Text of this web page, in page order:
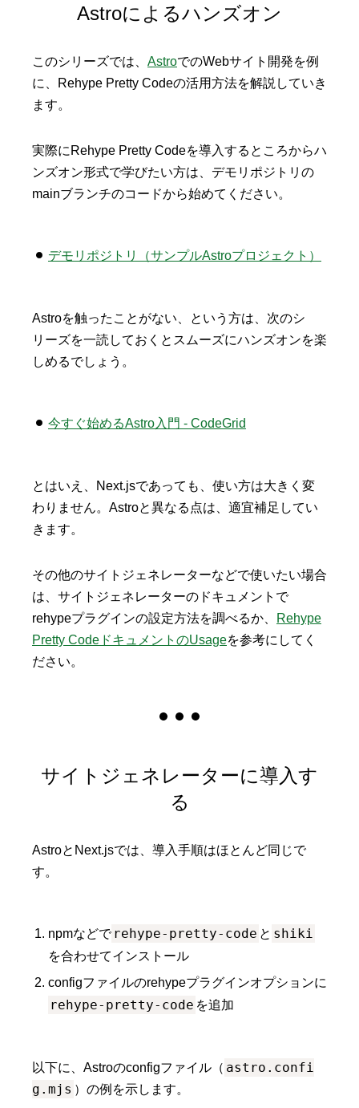
Astroによるハンズオン
このシリーズでは、 AstroでのWebサイト開発を例
に、Rehype Pretty Codeの活用方法を解説していき
ます。
実際にRehype Pretty Codeを導入するところからハ
ンズオン形式で学びたい方は、デモリポジトリの
mainブランチのコードから始めてください。
デモリポジトリ（サンプルAstroプロジェクト）
Astroを触ったことがない、という方は、次のシ
リーズを一読しておくとスムーズにハンズオンを楽
しめるでしょう。
今すぐ始めるAstro入門 - CodeGrid
とはいえ、Next.jsであっても、使い方は大きく変
わりません。Astroと異なる点は、適宜補足してい
きます。
その他のサイトジェネレーターなどで使いたい場合
は、サイトジェネレーターのドキュメントで
rehypeプラグインの設定方法を調べるか、
Rehype
Pretty CodeドキュメントのUsageを参考にしてく
ださい。
サイトジェネレーターに導入す
る
AstroとNext.jsでは、導入手順はほとんど同じで
す。
npmなどで rehype-pretty-code と shiki
を合わせてインストール
configファイルのrehypeプラグインオプションに
rehype-pretty-code を追加
以下に、Astroのconfigファイル（ astro.confi
g.mjs ）の例を示します。